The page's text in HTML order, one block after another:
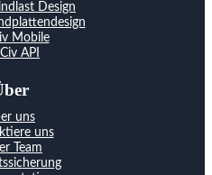
Design
Mobile
API
uns
uns
Team